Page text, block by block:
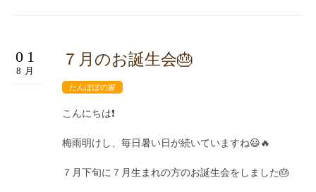
01
8月
７月のお誕生会🎂
たんぽぽの家
こんにちは❗
梅雨明けし、毎日暑い日が続いていますね😃🔥
７月下旬に７月生まれの方のお誕生会をしました🎂